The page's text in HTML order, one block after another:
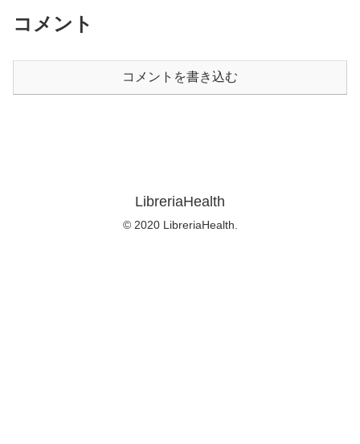
コメント
コメントを書き込む
LibreriaHealth
© 2020 LibreriaHealth.